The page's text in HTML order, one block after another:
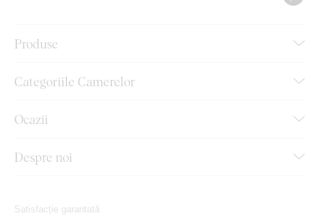
Produse
Categoriile Camerelor
Ocazii
Despre noi
Satisfacție garantată